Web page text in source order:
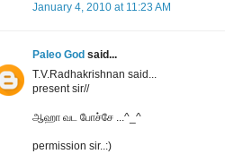
January 4, 2010 at 11:23 AM
Paleo God said...
T.V.Radhakrishnan said...
present sir//
ஆஹா வட போச்சே ...^_^
permission sir..:)